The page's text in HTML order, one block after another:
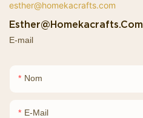
Esther@homekacrafts.com
E-mail
Nom
E-Mail